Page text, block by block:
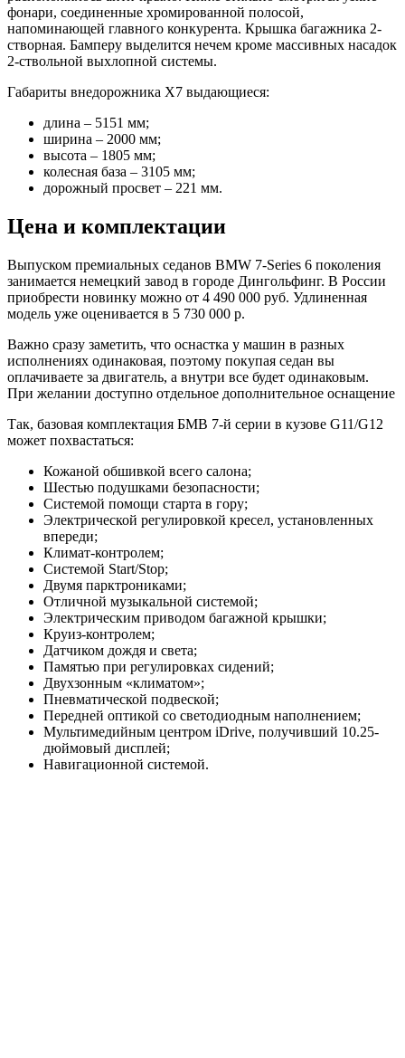
фонари, соединенные хромированной полосой,
напоминающей главного конкурента. Крышка багажника 2-
створная. Бамперу выделится нечем кроме массивных насадок
2-ствольной выхлопной системы.
Габариты внедорожника Х7 выдающиеся:
длина – 5151 мм;
ширина – 2000 мм;
высота – 1805 мм;
колесная база – 3105 мм;
дорожный просвет – 221 мм.
Цена и комплектации
Выпуском премиальных седанов BMW 7-Series 6 поколения
занимается немецкий завод в городе Дингольфинг. В России
приобрести новинку можно от 4 490 000 руб. Удлиненная
модель уже оценивается в 5 730 000 р.
Важно сразу заметить, что оснастка у машин в разных
исполнениях одинаковая, поэтому покупая седан вы
оплачиваете за двигатель, а внутри все будет одинаковым.
При желании доступно отдельное дополнительное оснащение
Так, базовая комплектация БМВ 7-й серии в кузове G11/G12
может похвастаться:
Кожаной обшивкой всего салона;
Шестью подушками безопасности;
Системой помощи старта в гору;
Электрической регулировкой кресел, установленных
впереди;
Климат-контролем;
Системой Start/Stop;
Двумя парктрониками;
Отличной музыкальной системой;
Электрическим приводом багажной крышки;
Круиз-контролем;
Датчиком дождя и света;
Памятью при регулировках сидений;
Двухзонным «климатом»;
Пневматической подвеской;
Передней оптикой со светодиодным наполнением;
Мультимедийным центром iDrive, получивший 10.25-
дюймовый дисплей;
Навигационной системой.